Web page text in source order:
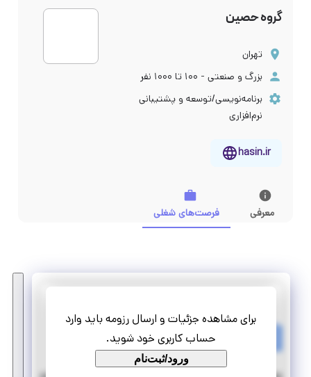
گروه حصین
تهران
بزرگ و صنعتی - ۱۰۰ تا ۱۰۰۰ نفر
برنامه‌نویسی/توسعه و پشتیبانی
نرم‌افزاری
hasin.ir
معرفی فرصت‌های شغلی
برای مشاهده جزئیات و ارسال رزومه باید وارد
حساب کاربری خود شوید.
ورود/ثبت‌نام
استخدام ANDROID DEVELOPER
تمام وقت استخدام